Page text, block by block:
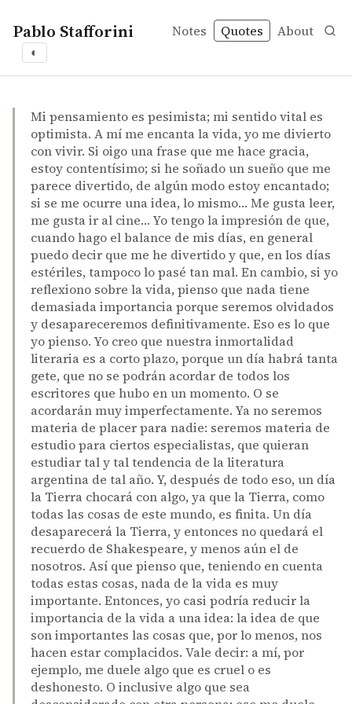
Pablo Stafforini Notes Quotes About
◐
Fernando Sorrentino and Adolfo Bioy Casares – Siete
Fernando Sorrentino and Adolfo Bioy Casares
Siete conversaciones con Adolfo Bioy Casares
bookMi pensamiento es pesimista; mi sentido vital es
optimista. A mí me encanta la vida, yo me divierto
con vivir. Si oigo una frase que me hace gracia,
estoy contentísimo; si he soñado un sueño que me
parece divertido, de algún modo estoy encantado;
si se me ocurre una idea, lo mismo… Me gusta leer,
me gusta ir al cine… Yo tengo la impresión de que,
cuando hago el balance de mis días, en general
puedo decir que me he divertido y que, en los días
estériles, tampoco lo pasé tan mal. En cambio, si yo
reflexiono sobre la vida, pienso que nada tiene
demasiada importancia porque seremos olvidados
y desapareceremos definitivamente. Eso es lo que
yo pienso. Yo creo que nuestra inmortalidad
literaria es a corto plazo, porque un día habrá tanta
gete, que no se podrán acordar de todos los
escritores que hubo en un momento. O se
acordarán muy imperfectamente. Ya no seremos
materia de placer para nadie: seremos materia de
estudio para ciertos especialistas, que quieran
estudiar tal y tal tendencia de la literatura
argentina de tal año. Y, después de todo eso, un día
la Tierra chocará con algo, ya que la Tierra, como
todas las cosas de este mundo, es finita. Un día
desaparecerá la Tierra, y entonces no quedará el
recuerdo de Shakespeare, y menos aún el de
nosotros. Así que pienso que, teniendo en cuenta
todas estas cosas, nada de la vida es muy
importante. Entonces, yo casi podría reducir la
importancia de la vida a una idea: la idea de que
son importantes las cosas que, por lo menos, nos
hacen estar complacidos. Vale decir: a mí, por
ejemplo, me duele algo que es cruel o es
deshonesto. O inclusive algo que sea